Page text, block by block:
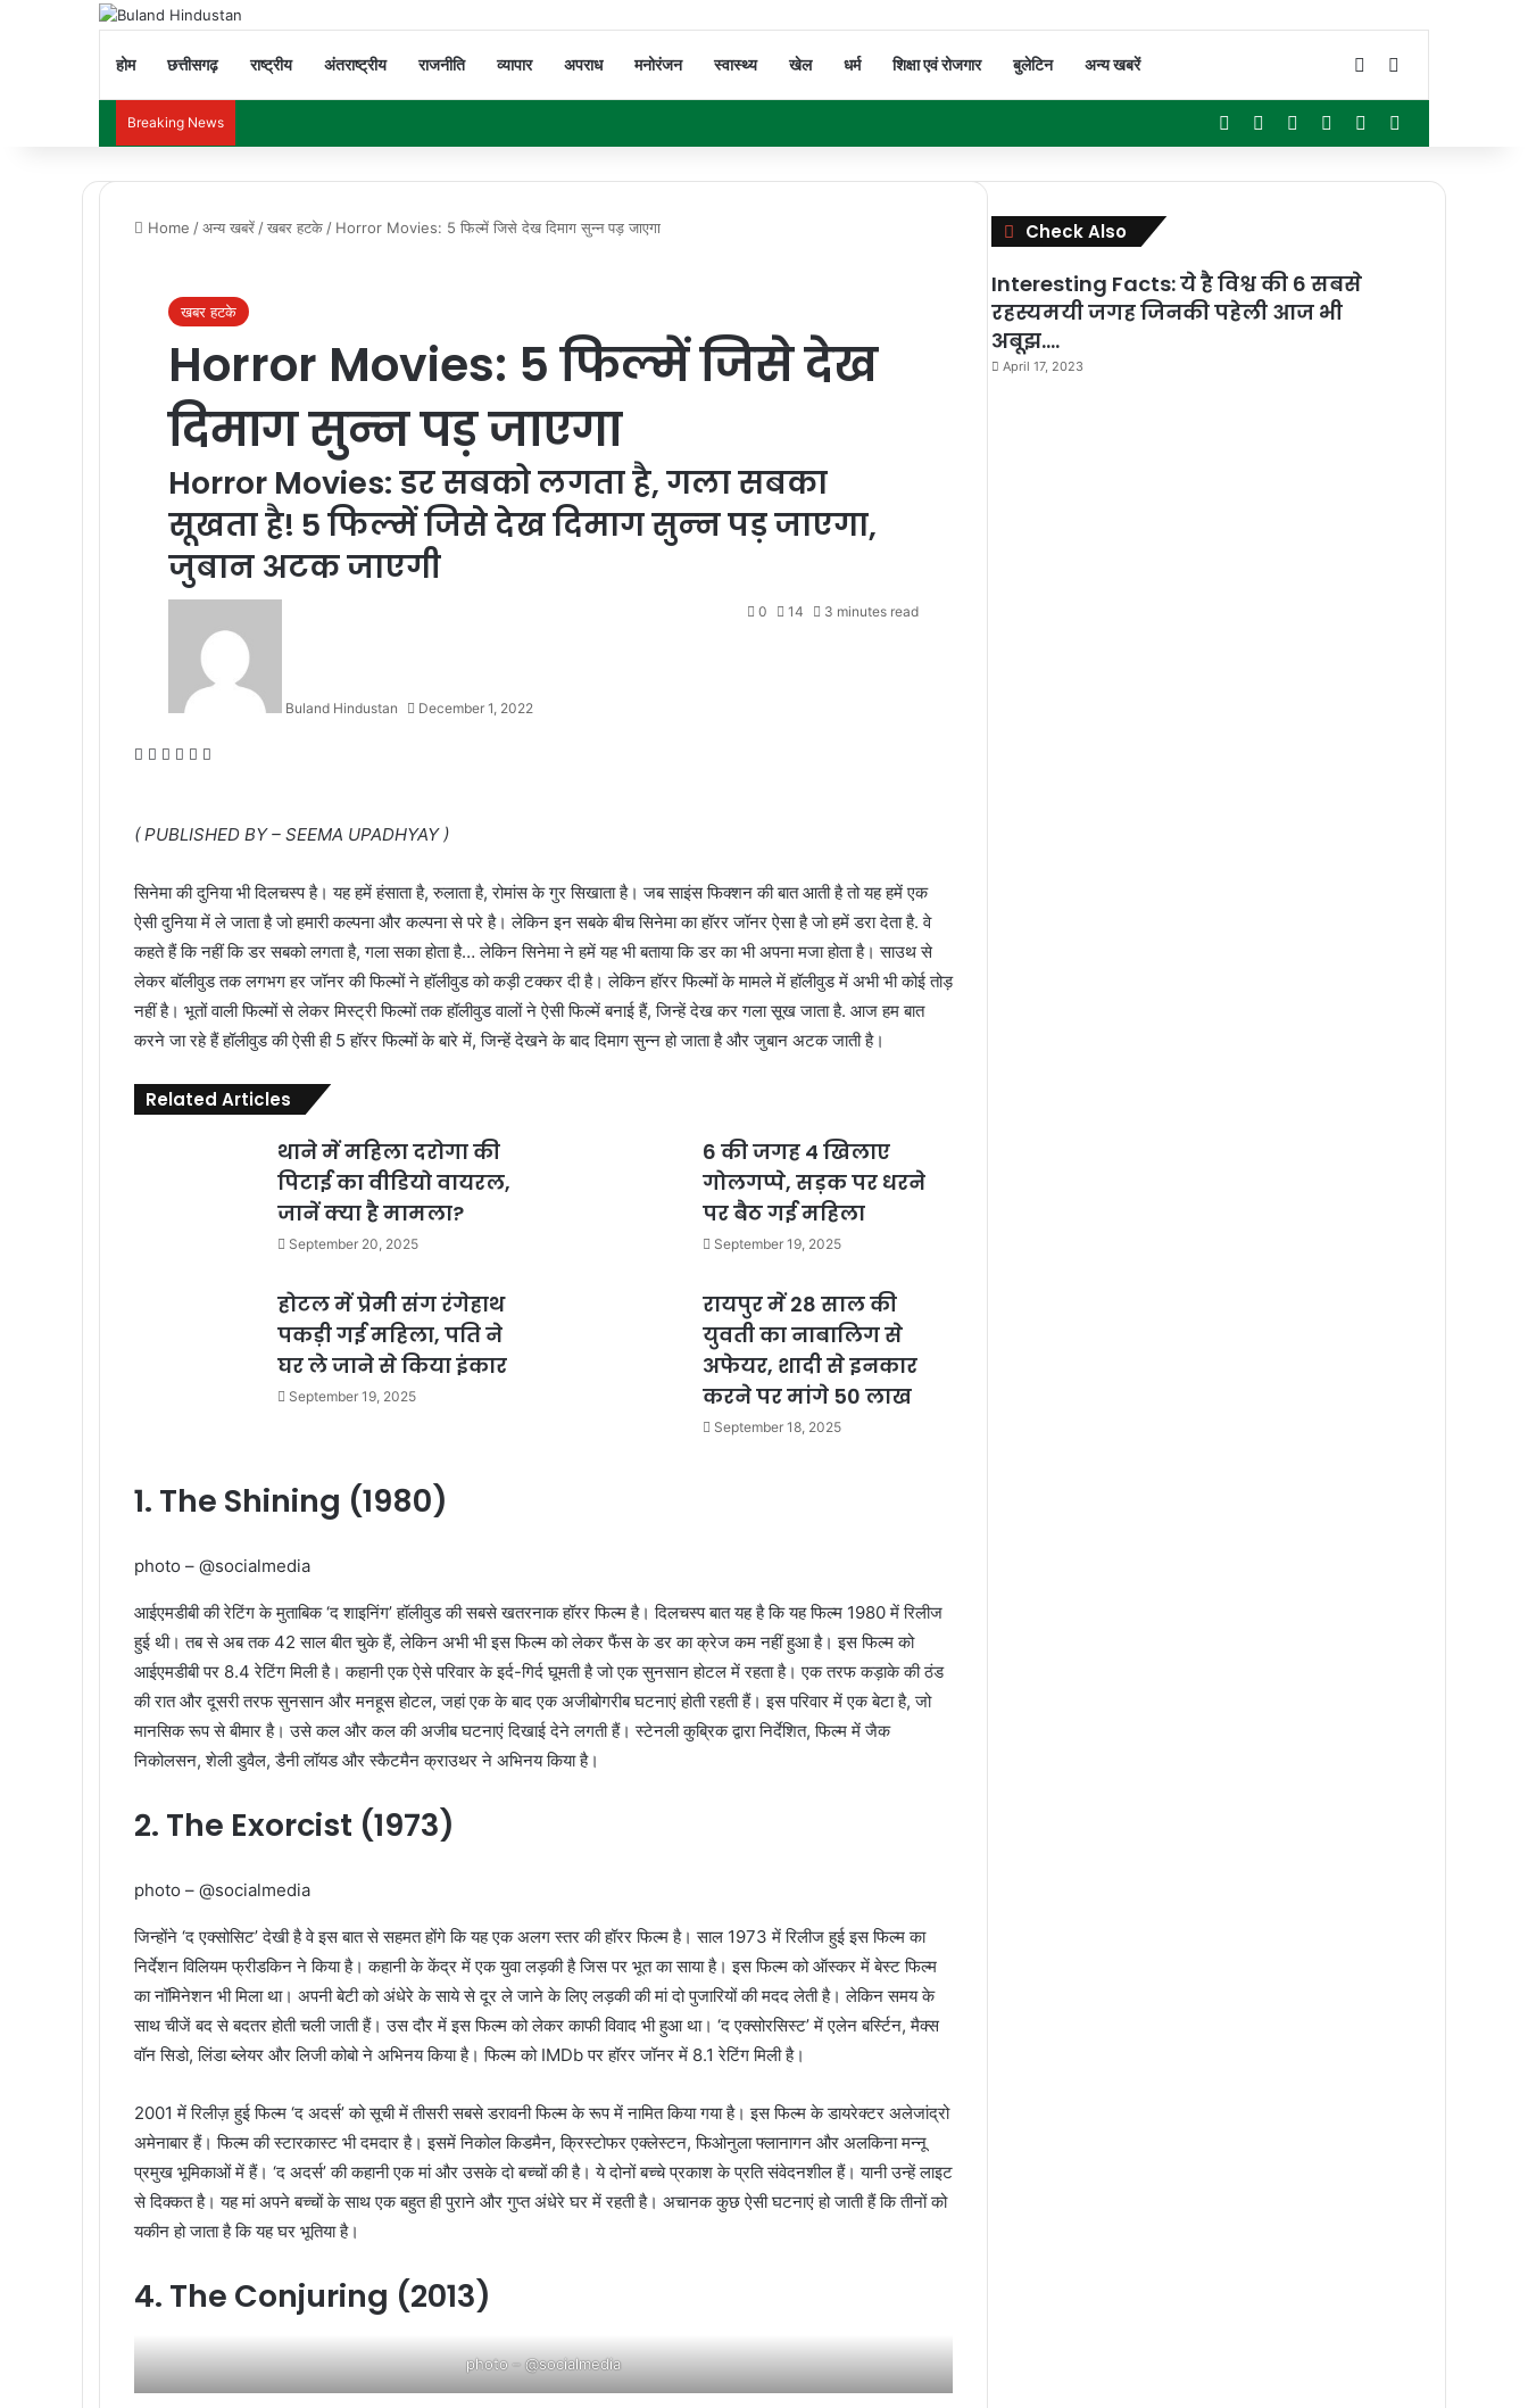
होम छत्तीसगढ़ राष्ट्रीय अंतराष्ट्रीय राजनीति व्यापार अपराध मनोरंजन स्वास्थ्य खेल धर्म शिक्षा एवं रोजगार बुलेटिन अन्य खबरें Switch skin
Breaking News Facebook YouTubeInstagramWhatsApp
Home /अन्य खबरें /खबर हटके / Horror Movies: 5 फिल्‍में जिसे देख दिमाग सुन्‍न पड़ जाएगा
खबर हटके
Horror Movies: 5 फिल्‍में जिसे देख
दिमाग सुन्‍न पड़ जाएगा
Horror Movies: डर सबको लगता है, गला सबका
सूखता है! 5 फिल्‍में जिसे देख दिमाग सुन्‍न पड़ जाएगा,
जुबान अटक जाएगी
Buland Hindustan December 1, 2022
0 14 3 minutes read
Facebook
X Messenger
Messenger
WhatsApp
( PUBLISHED BY – SEEMA UPADHYAY )
सिनेमा की दुनिया भी दिलचस्प है। यह हमें हंसाता है, रुलाता है, रोमांस के गुर सिखाता है। जब साइंस फिक्शन की बात आती है तो यह हमें एक
ऐसी दुनिया में ले जाता है जो हमारी कल्पना और कल्पना से परे है। लेकिन इन सबके बीच सिनेमा का हॉरर जॉनर ऐसा है जो हमें डरा देता है. वे
कहते हैं कि नहीं कि डर सबको लगता है, गला सका होता है… लेकिन सिनेमा ने हमें यह भी बताया कि डर का भी अपना मजा होता है। साउथ से
लेकर बॉलीवुड तक लगभग हर जॉनर की फिल्मों ने हॉलीवुड को कड़ी टक्कर दी है। लेकिन हॉरर फिल्मों के मामले में हॉलीवुड में अभी भी कोई तोड़
नहीं है। भूतों वाली फिल्मों से लेकर मिस्ट्री फिल्मों तक हॉलीवुड वालों ने ऐसी फिल्में बनाई हैं, जिन्हें देख कर गला सूख जाता है. आज हम बात
करने जा रहे हैं हॉलीवुड की ऐसी ही 5 हॉरर फिल्मों के बारे में, जिन्हें देखने के बाद दिमाग सुन्न हो जाता है और जुबान अटक जाती है।
Related Articles
थाने में महिला दरोगा की
पिटाई का वीडियो वायरल,
जानें क्या है मामला?
September 20, 2025
6 की जगह 4 खिलाए
गोलगप्पे, सड़क पर धरने
पर बैठ गई महिला
September 19, 2025
होटल में प्रेमी संग रंगेहाथ
पकड़ी गई महिला, पति ने
घर ले जाने से किया इंकार
September 19, 2025
रायपुर में 28 साल की
युवती का नाबालिग से
अफेयर, शादी से इनकार
करने पर मांगे 50 लाख
September 18, 2025
1. The Shining (1980)
photo – @socialmedia
आईएमडीबी की रेटिंग के मुताबिक ‘द शाइनिंग’ हॉलीवुड की सबसे खतरनाक हॉरर फिल्म है। दिलचस्‍प बात यह है कि यह फिल्‍म 1980 में रिलीज
हुई थी। तब से अब तक 42 साल बीत चुके हैं, लेकिन अभी भी इस फिल्‍म को लेकर फैंस के डर का क्रेज कम नहीं हुआ है। इस फिल्म को
आईएमडीबी पर 8.4 रेटिंग मिली है। कहानी एक ऐसे परिवार के इर्द-गिर्द घूमती है जो एक सुनसान होटल में रहता है। एक तरफ कड़ाके की ठंड
की रात और दूसरी तरफ सुनसान और मनहूस होटल, जहां एक के बाद एक अजीबोगरीब घटनाएं होती रहती हैं। इस परिवार में एक बेटा है, जो
मानसिक रूप से बीमार है। उसे कल और कल की अजीब घटनाएं दिखाई देने लगती हैं। स्टेनली कुब्रिक द्वारा निर्देशित, फिल्म में जैक
निकोलसन, शेली डुवैल, डैनी लॉयड और स्कैटमैन क्राउथर ने अभिनय किया है।
2. The Exorcist (1973)
photo – @socialmedia
जिन्होंने ‘द एक्‍सोसिट’ देखी है वे इस बात से सहमत होंगे कि यह एक अलग स्तर की हॉरर फिल्म है। साल 1973 में रिलीज हुई इस फिल्म का
निर्देशन विलियम फ्रीडकिन ने किया है। कहानी के केंद्र में एक युवा लड़की है जिस पर भूत का साया है। इस फिल्म को ऑस्कर में बेस्ट फिल्म
का नॉमिनेशन भी मिला था। अपनी बेटी को अंधेरे के साये से दूर ले जाने के लिए लड़की की मां दो पुजारियों की मदद लेती है। लेकिन समय के
साथ चीजें बद से बदतर होती चली जाती हैं। उस दौर में इस फिल्म को लेकर काफी विवाद भी हुआ था। ‘द एक्सोरसिस्ट’ में एलेन बर्स्टिन, मैक्स
वॉन सिडो, लिंडा ब्लेयर और लिजी कोबो ने अभिनय किया है। फिल्म को IMDb पर हॉरर जॉनर में 8.1 रेटिंग मिली है।
2001 में रिलीज़ हुई फिल्म ‘द अदर्स’ को सूची में तीसरी सबसे डरावनी फिल्म के रूप में नामित किया गया है। इस फिल्म के डायरेक्टर अलेजांद्रो
अमेनाबार हैं। फिल्म की स्टारकास्ट भी दमदार है। इसमें निकोल किडमैन, क्रिस्टोफर एक्लेस्टन, फिओनुला फ्लानागन और अलकिना मन्नू
प्रमुख भूमिकाओं में हैं। ‘द अदर्स’ की कहानी एक मां और उसके दो बच्चों की है। ये दोनों बच्चे प्रकाश के प्रति संवेदनशील हैं। यानी उन्हें लाइट
से दिक्कत है। यह मां अपने बच्चों के साथ एक बहुत ही पुराने और गुप्त अंधेरे घर में रहती है। अचानक कुछ ऐसी घटनाएं हो जाती हैं कि तीनों को
यकीन हो जाता है कि यह घर भूतिया है।
4. The Conjuring (2013)
photo – @socialmedia
Check Also
Close
Interesting Facts: ये है विश्व की 6 सबसे
रहस्यमयी जगह जिनकी पहेली आज भी
अबूझ….
April 17, 2023